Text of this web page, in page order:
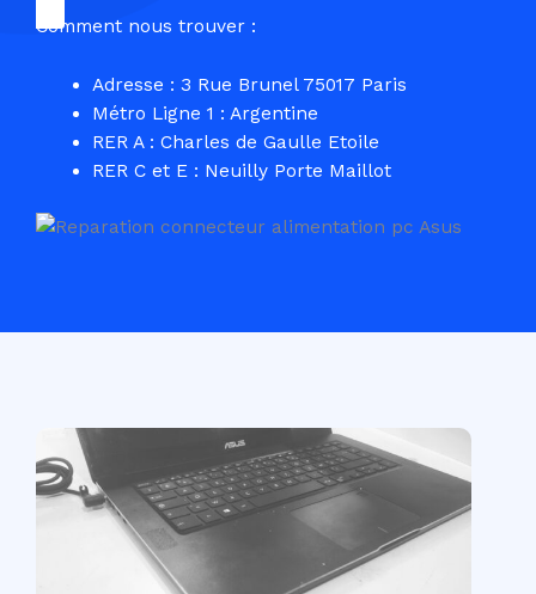
Comment nous trouver :
Adresse : 3 Rue Brunel 75017 Paris
Métro Ligne 1 : Argentine
RER A : Charles de Gaulle Etoile
RER C et E : Neuilly Porte Maillot